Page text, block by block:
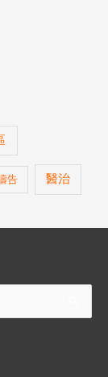
告 醫治